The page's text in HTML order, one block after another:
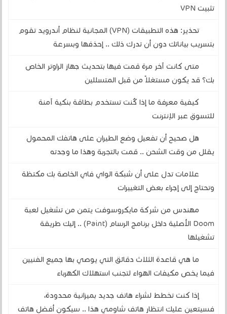
تثبيت VPN
تحذير: هذه التطبيقات (VPN) المجانية لنظام أندرويد تقوم
بتسريب بياناتك دون أن تدرك ذلك .. إحذفها وبسرعة
متى كانت آخر مرة قمت فيها بتحديث جهاز الراوتر الخاص
بك؟ قد يكون مستغلاً من قبل المتسللين
كيفية معرفة ما إذا كُنت تستخدم بطاقة بنكية آمنة
للتسوق عبر الإنترنت
هل صحيح أن تفعيل وضع الطيران على هاتفك المحمول
يقلل من وقت الشحن .. قمت بالتجربة وهذا ما وجدته
علامات تدل على أن شبكة الواي فاي الخاصة بك مكتظة
وتحتاج إلى إجراء بعض التغييرات
مهندس من شركة مايكروسوفت يتمن من تشغيل لعبة
Doom الأصلية داخل برنامج الرسام (Paint) .. إليك طريقة
تشغيلها
ما هي قاعدة الثلاث دقائق التي يوصي بها جميع الفنيين
فيما يخص مكيفات الهواء لتجنب استهلاك الكهرباء
إذا كنت تخطط لشراء هاتف جديد بميزانية محدودة،
فسيتعين عليك انتظار هاتف شاومي هذا .. سيكون أفضل هاتف